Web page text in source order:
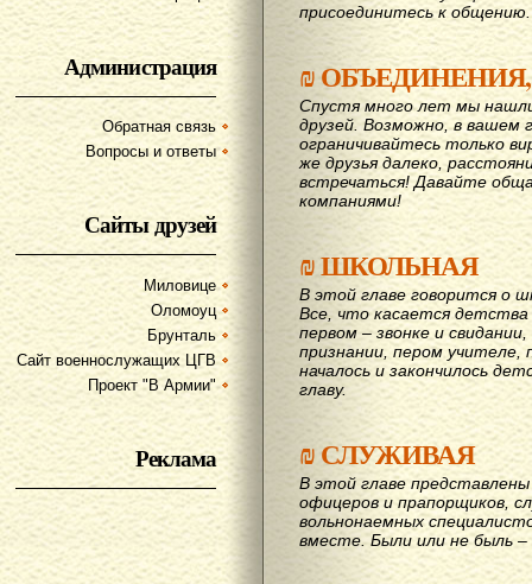
Администрация
Обратная связь
Вопросы и ответы
Сайты друзей
Миловице
Оломоуц
Брунталь
Сайт военнослужащих ЦГВ
Проект "В Армии"
Реклама
присоединитесь к общению.
₪
Спустя много лет мы
друзей. Возможно, в вашем
ограничивайтесь только
же друзья далеко,
вcтречаться! Давайте
компаниями!
₪ШКОЛЬНАЯ
В этой главе говорится о
Все, что касается
первом – звонке и
признании, пером учителе,
началось и закончилось
главу.
₪СЛУЖИВАЯ
В этой главе
офицеров и прапорщиков,
вольнонаемных
вместе. Были или не быль –